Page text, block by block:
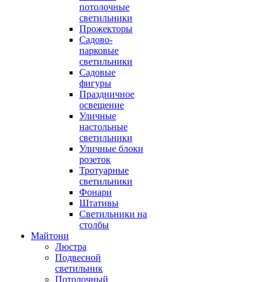
потолочные
светильники
Прожекторы
Садово-
парковые
светильники
Садовые
фигуры
Праздничное
освещение
Уличные
настольные
светильники
Уличные блоки
розеток
Тротуарные
светильники
Фонари
Штативы
Светильники на
столбы
Майтони
Люстра
Подвесной
светильник
Потолочный